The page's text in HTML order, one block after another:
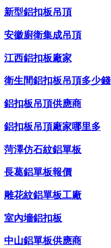
新型鋁扣板吊頂
安徽廚衛集成吊頂
江西鋁扣板廠家
衛生間鋁扣板吊頂多少錢
鋁扣板吊頂供應商
鋁扣板吊頂廠家哪里多
菏澤仿石紋鋁單板
長葛鋁單板報價
雕花紋鋁單板工廠
室內墻鋁扣板
中山鋁單板供應商